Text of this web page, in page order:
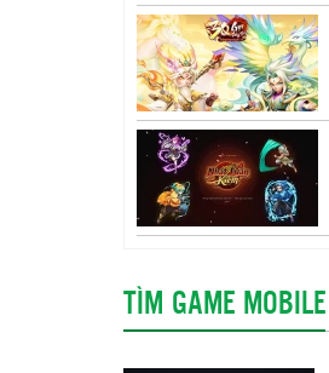
TÌM GAME MOBILE